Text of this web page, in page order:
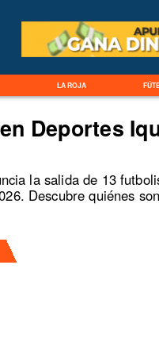
LA ROJA
Deportes
la salida de 13
Descubre quiénes